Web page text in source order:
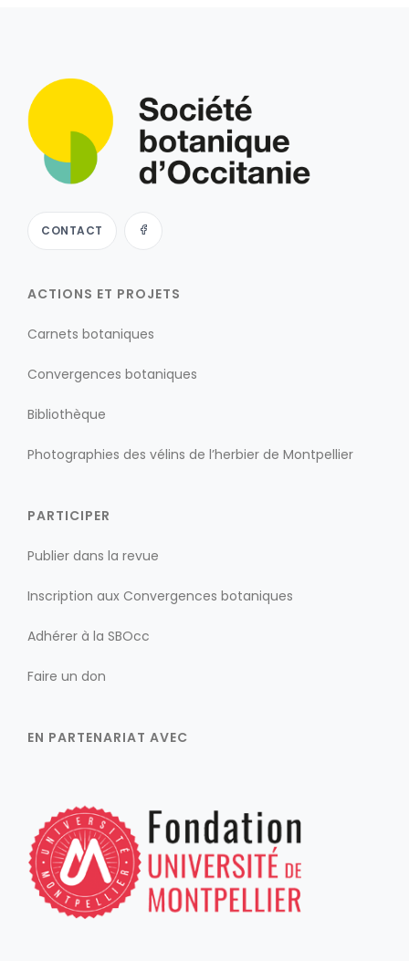
CONTACT
ACTIONS ET PROJETS
Carnets botaniques
Convergences botaniques
Bibliothèque
Photographies des vélins de l’herbier de Montpellier
PARTICIPER
Publier dans la revue
Inscription aux Convergences botaniques
Adhérer à la SBOcc
Faire un don
EN PARTENARIAT AVEC